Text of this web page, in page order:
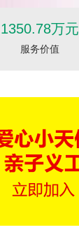
1350.78万元
服务价值